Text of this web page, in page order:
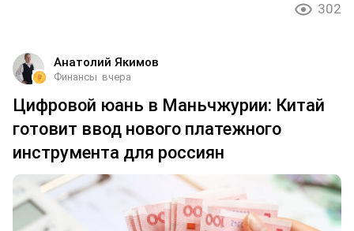
302
Анатолий Якимов
Финансы вчера
Цифровой юань в Маньчжурии: Китай
готовит ввод нового платежного
инструмента для россиян